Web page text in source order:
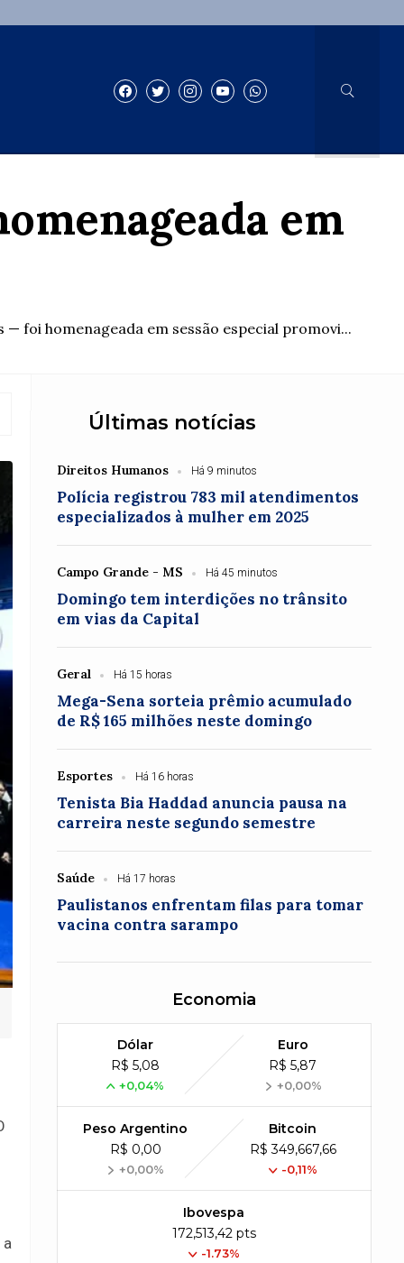
em
foi homenageada em sessão especial promovi...
a
Últimas notícias
Direitos Humanos Há 9 minutos
Polícia registrou 783 mil atendimentos
especializados à mulher em 2025
Campo Grande - MS Há 45 minutos
Domingo tem interdições no trânsito
em vias da Capital
Geral Há 15 horas
Mega-Sena sorteia prêmio acumulado
de R$ 165 milhões neste domingo
Esportes Há 16 horas
Tenista Bia Haddad anuncia pausa na
carreira neste segundo semestre
Saúde Há 17 horas
Paulistanos enfrentam filas para tomar
vacina contra sarampo
Economia
Dólar
R$ 5,08
+0,04%
Euro
R$ 5,87
+0,00%
Peso Argentino
R$ 0,00
+0,00%
Bitcoin
R$ 349,667,66
-0,11%
Ibovespa
172,513,42 pts
-1.73%